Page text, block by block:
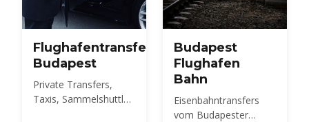
Flughafentransfers
Budapest
Private Transfers,
Taxis, Sammelshuttles
Budapest
Flughafen
Bahn
Eisenbahntransfers
vom Budapester